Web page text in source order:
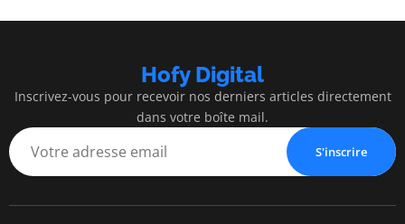
Hofy Digital
Inscrivez-vous pour recevoir nos derniers articles directement
dans votre boîte mail.
S'inscrire